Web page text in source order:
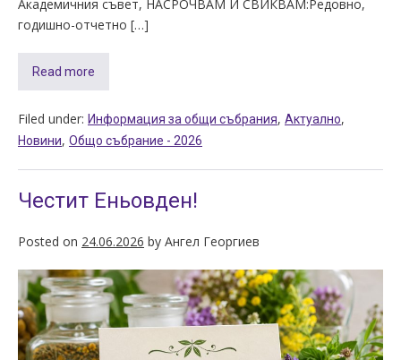
Академичния съвет, НАСРОЧВАМ И СВИКВАМ:Редовно,
годишно-отчетно […]
Read more
Filed under: Информация за общи събрания, Актуално,
Новини, Общо събрание - 2026
Честит Еньовден!
Posted on 24.06.2026 by Ангел Георгиев